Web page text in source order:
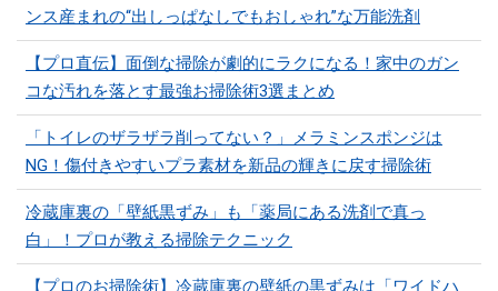
ンス産まれの“出しっぱなしでもおしゃれ”な万能洗剤
【プロ直伝】面倒な掃除が劇的にラクになる！家中のガン
コな汚れを落とす最強お掃除術3選まとめ
「トイレのザラザラ削ってない？」メラミンスポンジは
NG！傷付きやすいプラ素材を新品の輝きに戻す掃除術
冷蔵庫裏の「壁紙黒ずみ」も「薬局にある洗剤で真っ
白」！プロが教える掃除テクニック
【プロのお掃除術】冷蔵庫裏の壁紙の黒ずみは「ワイドハ